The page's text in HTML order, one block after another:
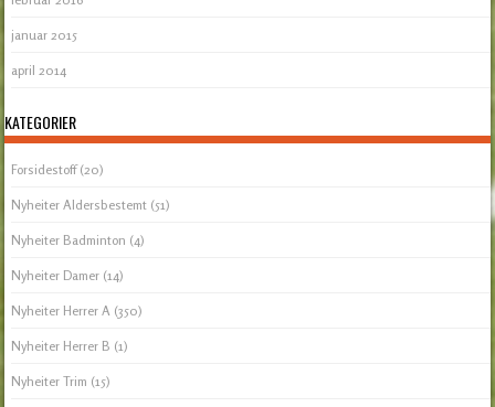
januar 2015
april 2014
KATEGORIER
Forsidestoff(20)
Nyheiter Aldersbestemt (51)
Nyheiter Badminton (4)
Nyheiter Damer (14)
Nyheiter Herrer A (350)
Nyheiter Herrer B (1)
Nyheiter Trim (15)